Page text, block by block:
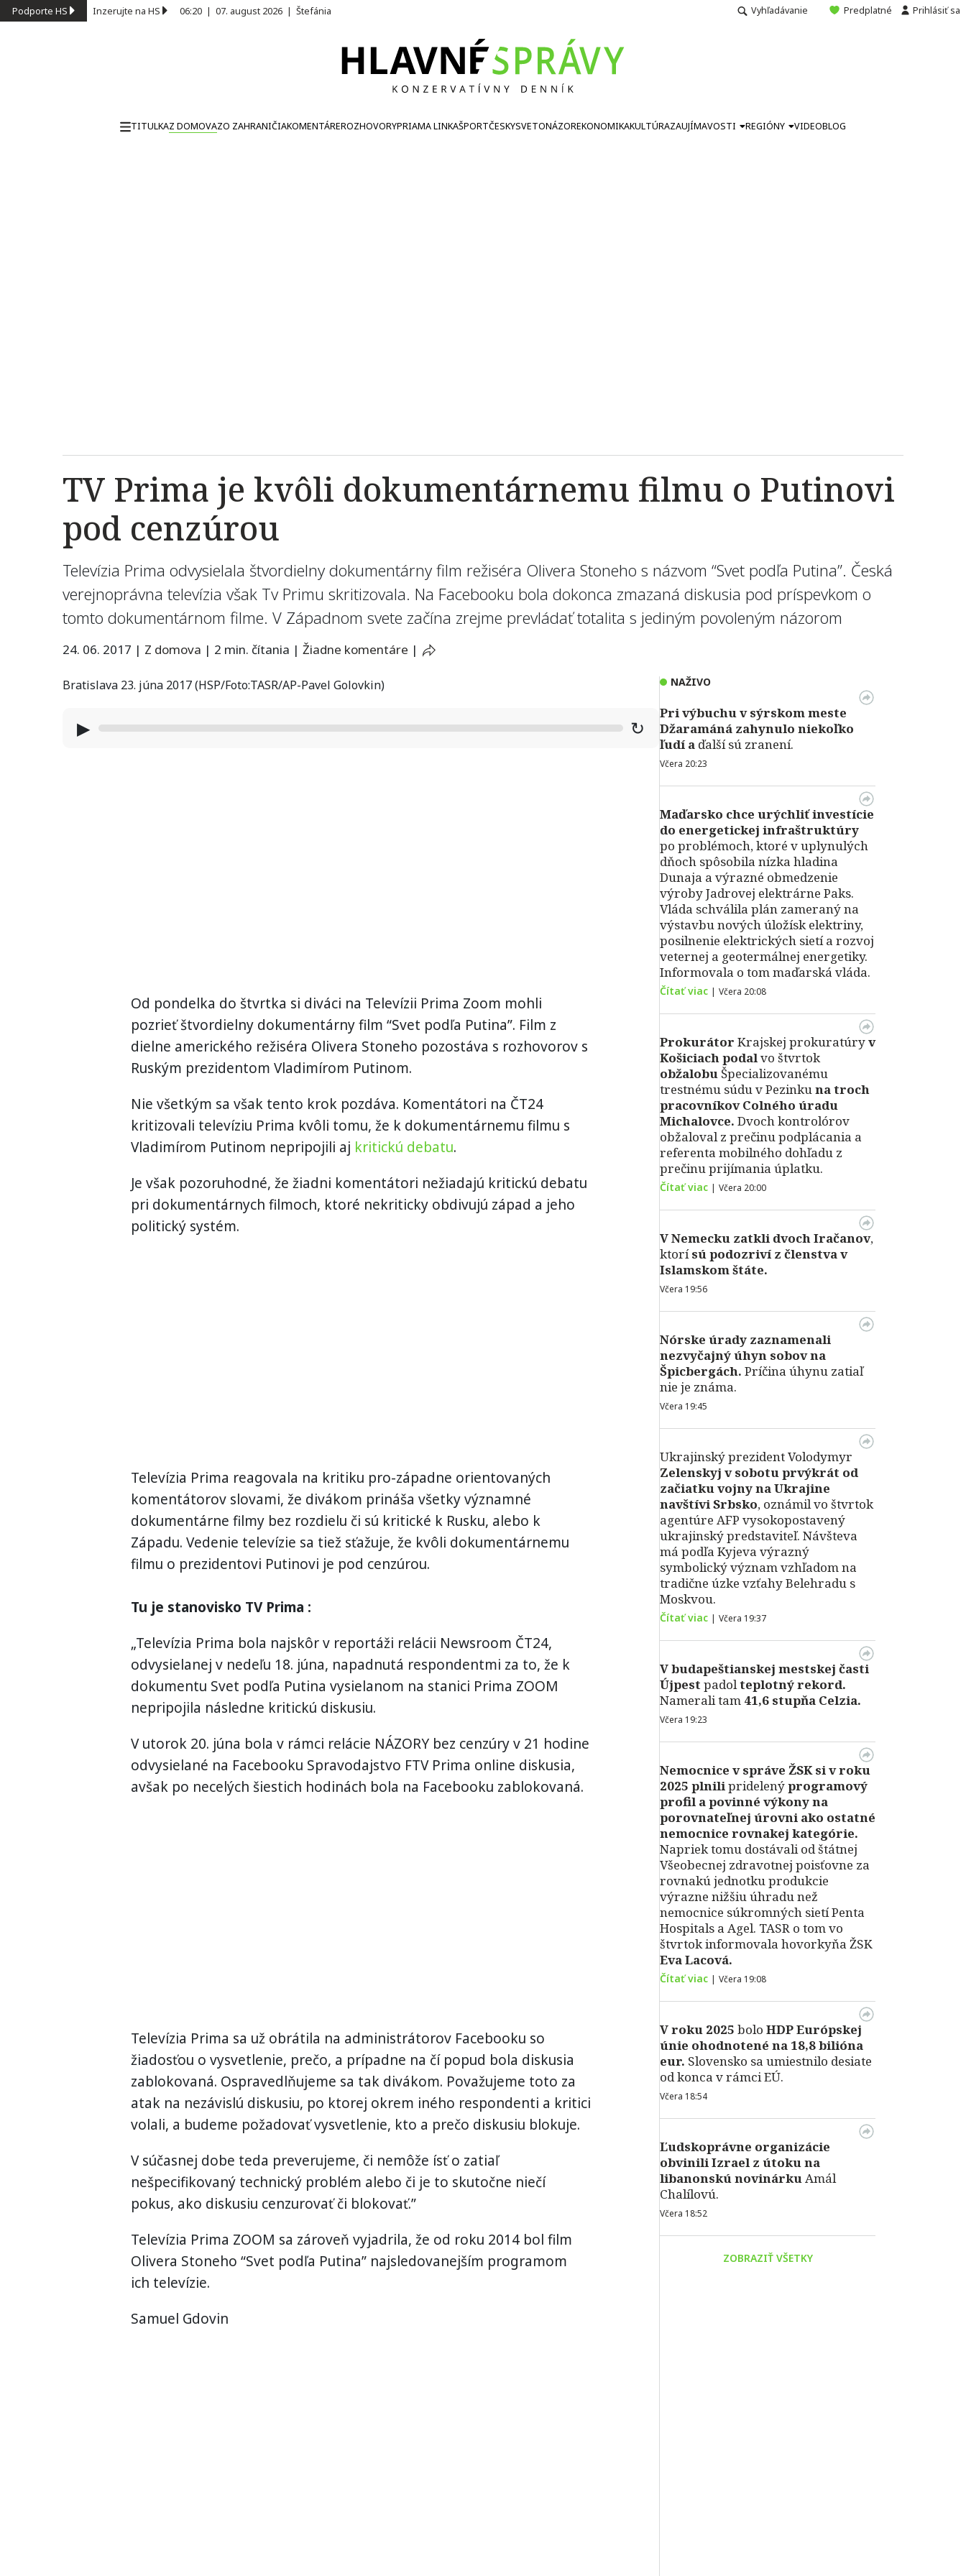
Podporte HS Inzerujte na HS 06:20 | 07. august 2026 | Štefánia Vyhľadávanie Predplatné Prihlásiť sa
TITULKAZ DOMOVAZO ZAHRANIČIAKOMENTÁREROZHOVORYPRIAMA LINKAŠPORTČESKYSVETONÁZOREKONOMIKAKULTÚRAZAUJÍMAVOSTI REGIÓNY VIDEOBLOG
TV Prima je kvôli dokumentárnemu filmu o Putinovi
pod cenzúrou
Televízia Prima odvysielala štvordielny dokumentárny film režiséra Olivera Stoneho s názvom “Svet podľa Putina”. Česká
verejnoprávna televízia však Tv Primu skritizovala. Na Facebooku bola dokonca zmazaná diskusia pod príspevkom o
tomto dokumentárnom filme. V Západnom svete začína zrejme prevládať totalita s jediným povoleným názorom
24. 06. 2017 | Z domova | 2 min. čítania | Žiadne komentáre |
Bratislava 23. júna 2017 (HSP/Foto:TASR/AP-Pavel Golovkin)
▶ ↻
Od pondelka do štvrtka si diváci na Televízii Prima Zoom mohli
pozrieť štvordielny dokumentárny film “Svet podľa Putina”. Film z
dielne amerického režiséra Olivera Stoneho pozostáva s rozhovorov s
Ruským prezidentom Vladimírom Putinom.
Nie všetkým sa však tento krok pozdáva. Komentátori na ČT24
kritizovali televíziu Prima kvôli tomu, že k dokumentárnemu filmu s
Vladimírom Putinom nepripojili aj kritickú debatu.
Je však pozoruhodné, že žiadni komentátori nežiadajú kritickú debatu
pri dokumentárnych filmoch, ktoré nekriticky obdivujú západ a jeho
politický systém.
Televízia Prima reagovala na kritiku pro-západne orientovaných
komentátorov slovami, že divákom prináša všetky významné
dokumentárne filmy bez rozdielu či sú kritické k Rusku, alebo k
Západu. Vedenie televízie sa tiež sťažuje, že kvôli dokumentárnemu
filmu o prezidentovi Putinovi je pod cenzúrou.
Tu je stanovisko TV Prima :
„Televízia Prima bola najskôr v reportáži relácii Newsroom ČT24,
odvysielanej v nedeľu 18. júna, napadnutá respondentmi za to, že k
dokumentu Svet podľa Putina vysielanom na stanici Prima ZOOM
nepripojila následne kritickú diskusiu.
V utorok 20. júna bola v rámci relácie NÁZORY bez cenzúry v 21 hodine
odvysielané na Facebooku Spravodajstvo FTV Prima online diskusia,
avšak po necelých šiestich hodinách bola na Facebooku zablokovaná.
Televízia Prima sa už obrátila na administrátorov Facebooku so
žiadosťou o vysvetlenie, prečo, a prípadne na čí popud bola diskusia
zablokovaná. Ospravedlňujeme sa tak divákom. Považujeme toto za
atak na nezávislú diskusiu, po ktorej okrem iného respondenti a kritici
volali, a budeme požadovať vysvetlenie, kto a prečo diskusiu blokuje.
V súčasnej dobe teda preverujeme, či nemôže ísť o zatiaľ
nešpecifikovaný technický problém alebo či je to skutočne niečí
pokus, ako diskusiu cenzurovať či blokovať.”
Televízia Prima ZOOM sa zároveň vyjadrila, že od roku 2014 bol film
Olivera Stoneho “Svet podľa Putina” najsledovanejším programom
ich televízie.
Samuel Gdovin
NAŽIVO
Pri výbuchu v sýrskom meste
Džaramáná zahynulo niekoľko
ľudí a ďalší sú zranení.
Včera 20:23
Maďarsko chce urýchliť investície
do energetickej infraštruktúry
po problémoch, ktoré v uplynulých
dňoch spôsobila nízka hladina
Dunaja a výrazné obmedzenie
výroby Jadrovej elektrárne Paks.
Vláda schválila plán zameraný na
výstavbu nových úložísk elektriny,
posilnenie elektrických sietí a rozvoj
veternej a geotermálnej energetiky.
Informovala o tom maďarská vláda.
Čítať viac | Včera 20:08
Prokurátor Krajskej prokuratúryv
Košiciach podalvo štvrtok
obžalobu Špecializovanému
trestnému súdu v Pezinkuna troch
pracovníkov Colného úradu
Michalovce. Dvoch kontrolórov
obžaloval z prečinu podplácania a
referenta mobilného dohľadu z
prečinu prijímania úplatku.
Čítať viac | Včera 20:00
V Nemecku zatkli dvoch Iračanov,
ktorísú podozriví z členstva v
Islamskom štáte.
Včera 19:56
Nórske úrady zaznamenali
nezvyčajný úhyn sobov na
Špicbergách. Príčina úhynu zatiaľ
nie je známa.
Včera 19:45
Ukrajinský prezident Volodymyr
Zelenskyj v sobotu prvýkrát od
začiatku vojny na Ukrajine
navštívi Srbsko, oznámil vo štvrtok
agentúre AFP vysokopostavený
ukrajinský predstaviteľ. Návšteva
má podľa Kyjeva výrazný
symbolický význam vzhľadom na
tradične úzke vzťahy Belehradu s
Moskvou.
Čítať viac | Včera 19:37
Vbudapeštianskej mestskej časti
Újpestpadolteplotný rekord.
Namerali tam 41,6 stupňa Celzia.
Včera 19:23
Nemocnice v správe ŽSK si v roku
2025 plnilipridelenýprogramový
profil a povinné výkony na
porovnateľnej úrovni ako ostatné
nemocnice rovnakej kategórie.
Napriek tomu dostávali od štátnej
Všeobecnej zdravotnej poisťovne za
rovnakú jednotku produkcie
výrazne nižšiu úhradu než
nemocnice súkromných sietí Penta
Hospitals a Agel. TASR o tom vo
štvrtok informovala hovorkyňa ŽSK
Eva Lacová.
Čítať viac | Včera 19:08
V roku 2025 bolo HDPEurópskej
únie ohodnotené na 18,8 bilióna
eur. Slovensko sa umiestnilo desiate
od konca v rámci EÚ.
Včera 18:54
Ľudskoprávne organizácie
obvinili Izrael z útoku na
libanonskú novinárkuAmál
Chalílovú.
Včera 18:52
ZOBRAZIŤ VŠETKY